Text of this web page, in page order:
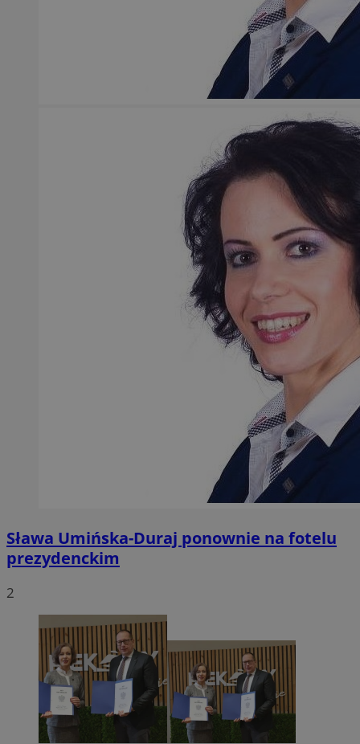
Sława Umińska-Duraj ponownie na fotelu
prezydenckim
2